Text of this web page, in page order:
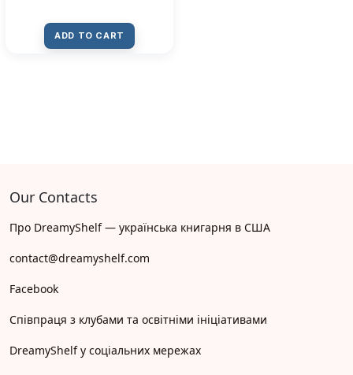
ADD TO CART
Our Contacts
Про DreamyShelf — українська книгарня в США
contact@dreamyshelf.com
Facebook
Співпраця з клубами та освітніми ініціативами
DreamyShelf у соціальних мережах